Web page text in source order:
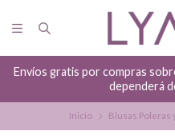
Envíos gratis por compras
dependerá
Inicio Blusas Poleras